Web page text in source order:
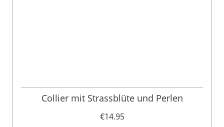
Collier mit Strassblüte und Perlen
€14.95